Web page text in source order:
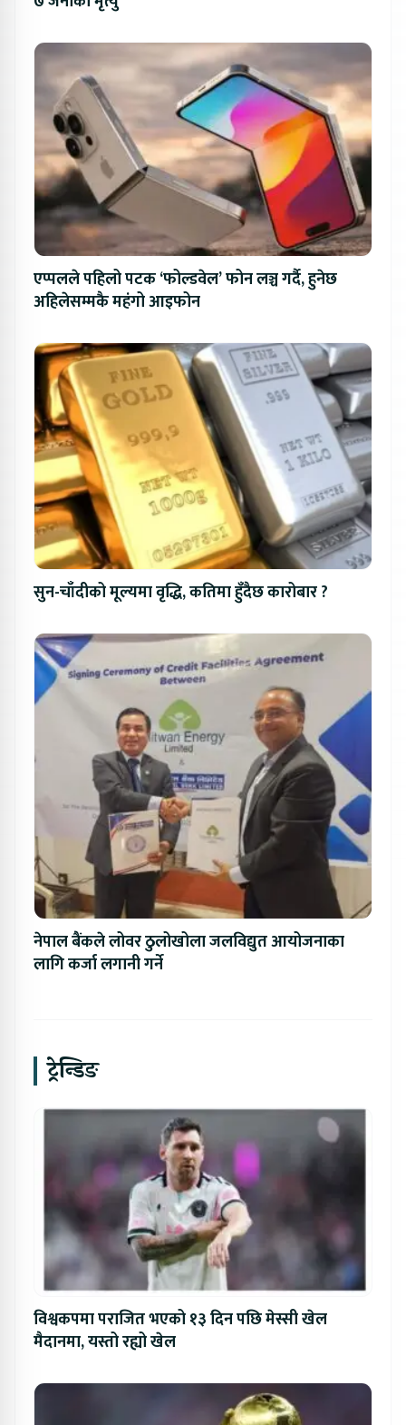
एप्पलले पहिलो पटक ‘फोल्डवेल’ फोन लञ्च गर्दै, हुनेछ
अहिलेसम्मकै महंगो आइफोन
सुन-चाँदीको मूल्यमा वृद्धि, कतिमा हुँदैछ कारोबार ?
नेपाल बैंकले लोवर ठुलोखोला जलविद्युत आयोजनाका
लागि कर्जा लगानी गर्ने
ट्रेन्डिङ
विश्वकपमा पराजित भएको १३ दिन पछि मेस्सी खेल
मैदानमा, यस्तो रह्यो खेल